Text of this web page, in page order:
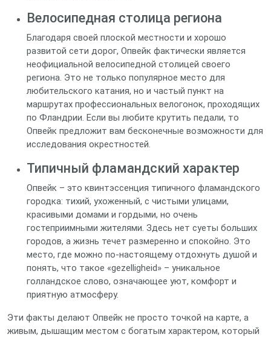
Велосипедная столица региона
Благодаря своей плоской местности и хорошо
развитой сети дорог, Опвейк фактически является
неофициальной велосипедной столицей своего
региона. Это не только популярное место для
любительского катания, но и частый пункт на
маршрутах профессиональных велогонок, проходящих
по Фландрии. Если вы любите крутить педали, то
Опвейк предложит вам бесконечные возможности для
исследования окрестностей.
Типичный фламандский характер
Опвейк – это квинтэссенция типичного фламандского
городка: тихий, ухоженный, с чистыми улицами,
красивыми домами и гордыми, но очень
гостеприимными жителями. Здесь нет суеты больших
городов, а жизнь течет размеренно и спокойно. Это
место, где можно по-настоящему отдохнуть душой и
понять, что такое «gezelligheid» – уникальное
голландское слово, означающее уют, комфорт и
приятную атмосферу.
Эти факты делают Опвейк не просто точкой на карте, а
живым, дышащим местом с богатым характером, который